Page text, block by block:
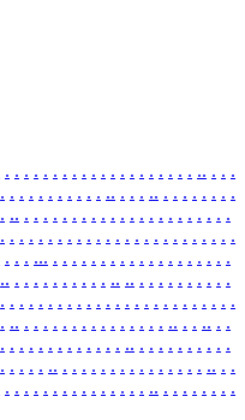
. . . . . . . . . . . . . . . . . . . . .. . . .
. . . . . . . . . . . .. . . . .. . . . . . . . .
. .. . . . . . . . . . . . . . . . . . . . . . .
. . . . . . . . . . . . . . . . . . . . . . . . .
. . . ... . . . . . . . . . . . . . . . . . . .
.. . . . . . . . . . . .. .. . . . . . . . . . .
. . . . . . . . . . . . . . . . . . . . . . . . .
. .. . . . . . . . . . . . . . . . .. . . .. . .
. . . . . . . . . . . . . .. . . . . . . . . . .
. . . . . .. . . . . . . . . . . . . . . . .. . .
. . . . . . . . . . . . . . . .. . . . . . . . .